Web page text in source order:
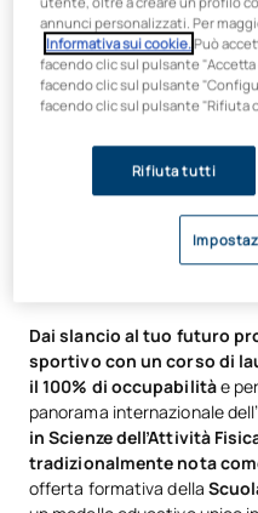
Trasforma la
sport nella tua
Dai slancio al tuo futuro
sportivo con un corso di
il 100% di occupabilitàe
panorama internazionale
in Scienze dell’Attività
tradizionalmente nota
offerta formativa della
annunci personalizzati. Per
Informativa sui cookie.Può
facendo clic sul pulsante
facendo clic sul pulsante
facendo clic sul pulsante "Rifiuta
Rifiuta tutti